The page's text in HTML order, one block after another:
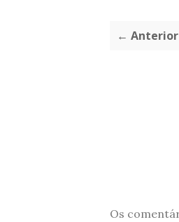
← Anterior
Os